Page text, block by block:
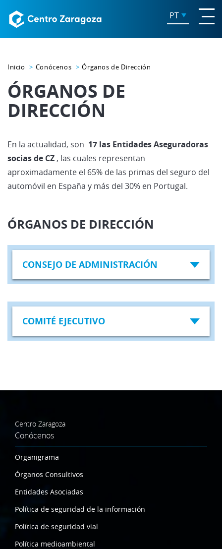
PT
Inicio Conócenos Órganos de Dirección
ÓRGANOS DE
DIRECCIÓN
En la actualidad, son 17 las Entidades Aseguradoras
socias de CZ , las cuales representan
aproximadamente el 65% de las primas del seguro del
automóvil en España y más del 30% en Portugal.
ÓRGANOS DE DIRECCIÓN
CONSEJO DE ADMINISTRACIÓN
COMITÉ EJECUTIVO
Centro Zaragoza
Conócenos
Organigrama
Órganos Consultivos
Entidades Asociadas
Política de seguridad de la información
Política de seguridad vial
Política medioambiental